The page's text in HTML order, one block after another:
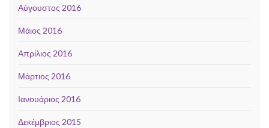
Αύγουστος 2016
Μάιος 2016
Απρίλιος 2016
Μάρτιος 2016
Ιανουάριος 2016
Δεκέμβριος 2015